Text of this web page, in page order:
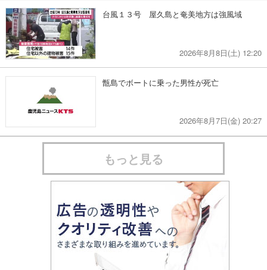
台風１３号 屋久島と奄美地方は強風域
2026年8月8日(土) 12:20
甑島でボートに乗った男性が死亡
2026年8月7日(金) 20:27
もっと見る